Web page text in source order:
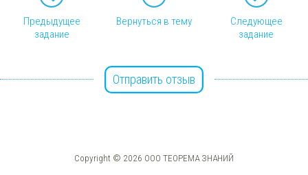
Предыдущее
задание
Вернуться в тему
Следующее
задание
Отправить отзыв
Copyright © 2026 ООО ТЕОРЕМА ЗНАНИЙ